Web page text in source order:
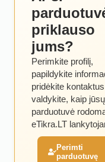
priklauso
jums?
Perimkite profilį,
papildykite
pridėkite
valdykite, kaip jūsų
parduotuvė
eTikra.LT
Perimti
parduotuvę